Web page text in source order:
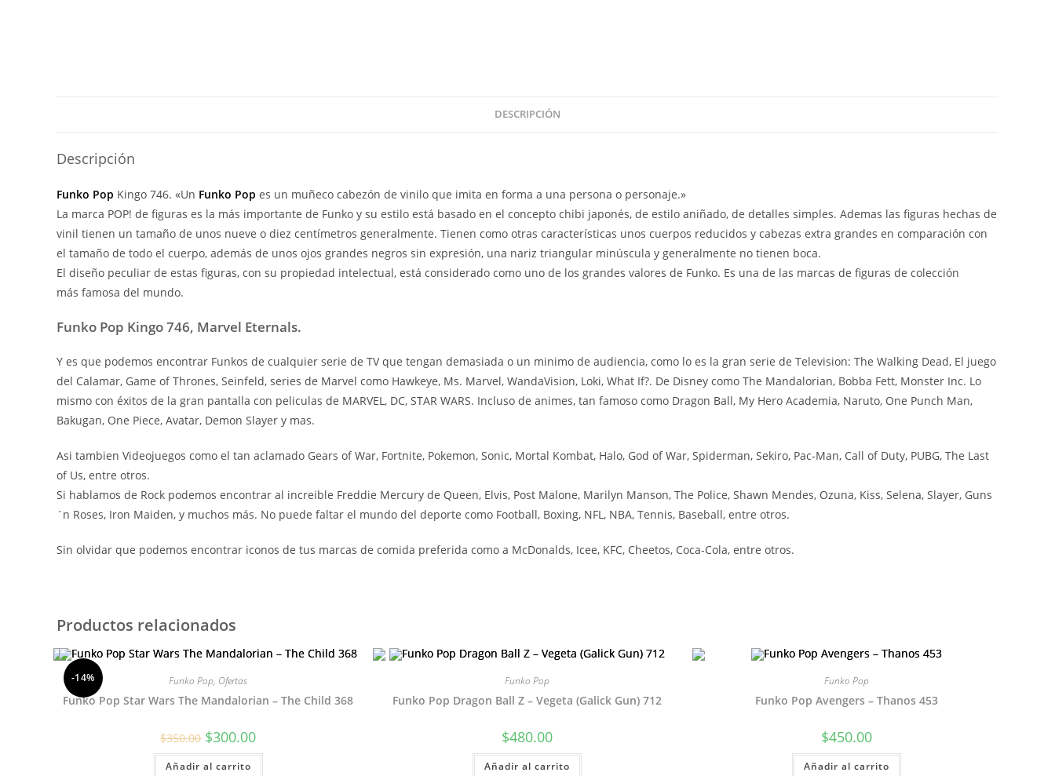
DESCRIPCIÓN
Descripción
Funko Pop Kingo 746. «Un Funko Pop es un muñeco cabezón de vinilo que imita en forma a una persona o personaje.»
La marca POP! de figuras es la más importante de Funko y su estilo está basado en el concepto chibi japonés, de estilo aniñado, de detalles simples. Ademas las figuras hechas de
vinil tienen un tamaño de unos nueve o diez centímetros generalmente. Tienen como otras características unos cuerpos reducidos y cabezas extra grandes en comparación con
el tamaño de todo el cuerpo, además de unos ojos grandes negros sin expresión, una nariz triangular minúscula y generalmente no tienen boca.
El diseño peculiar de estas figuras, con su propiedad intelectual, está considerado como uno de los grandes valores de Funko. Es una de las marcas de figuras de colección
más famosa del mundo.
Funko Pop Kingo 746, Marvel Eternals.
Y es que podemos encontrar Funkos de cualquier serie de TV que tengan demasiada o un minimo de audiencia, como lo es la gran serie de Television: The Walking Dead, El juego
del Calamar, Game of Thrones, Seinfeld, series de Marvel como Hawkeye, Ms. Marvel, WandaVision, Loki, What If?. De Disney como The Mandalorian, Bobba Fett, Monster Inc. Lo
mismo con éxitos de la gran pantalla con peliculas de MARVEL, DC, STAR WARS. Incluso de animes, tan famoso como Dragon Ball, My Hero Academia, Naruto, One Punch Man,
Bakugan, One Piece, Avatar, Demon Slayer y mas.
Asi tambien Videojuegos como el tan aclamado Gears of War, Fortnite, Pokemon, Sonic, Mortal Kombat, Halo, God of War, Spiderman, Sekiro, Pac-Man, Call of Duty, PUBG, The Last
of Us, entre otros.
Si hablamos de Rock podemos encontrar al increible Freddie Mercury de Queen, Elvis, Post Malone, Marilyn Manson, The Police, Shawn Mendes, Ozuna, Kiss, Selena, Slayer, Guns
´n Roses, Iron Maiden, y muchos más. No puede faltar el mundo del deporte como Football, Boxing, NFL, NBA, Tennis, Baseball, entre otros.
Sin olvidar que podemos encontrar iconos de tus marcas de comida preferida como a McDonalds, Icee, KFC, Cheetos, Coca-Cola, entre otros.
Productos relacionados
-14% Funko Pop, Ofertas
Funko Pop Star Wars The Mandalorian – The Child 368
$350.00 El
precio
original
era:
$300.00El
actual
Añadir al carrito
Funko Pop
Funko Pop Dragon Ball Z – Vegeta (Galick Gun) 712
$480.00
Añadir al carrito
Funko Pop
Funko Pop Avengers – Thanos 453
$450.00
Añadir al carrito